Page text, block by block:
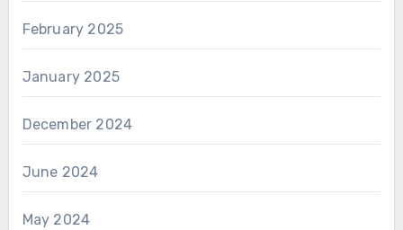
February 2025
January 2025
December 2024
June 2024
May 2024